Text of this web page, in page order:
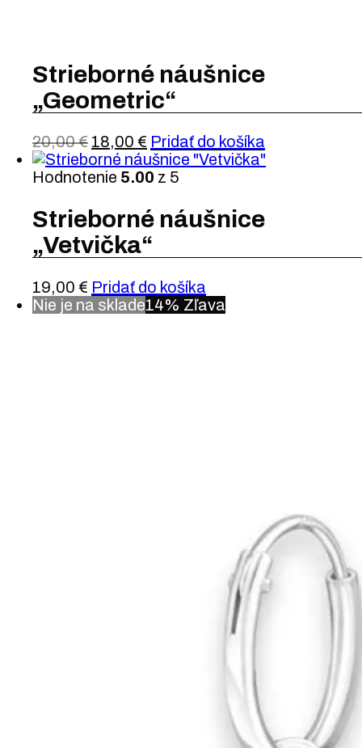
Strieborné náušnice
„Geometric“
20,00€ 18,00 € Pridať do košíka
Hodnotenie 5.00 z 5
Strieborné náušnice
„Vetvička“
19,00 € Pridať do košíka
Nie je na sklade14% Zľava